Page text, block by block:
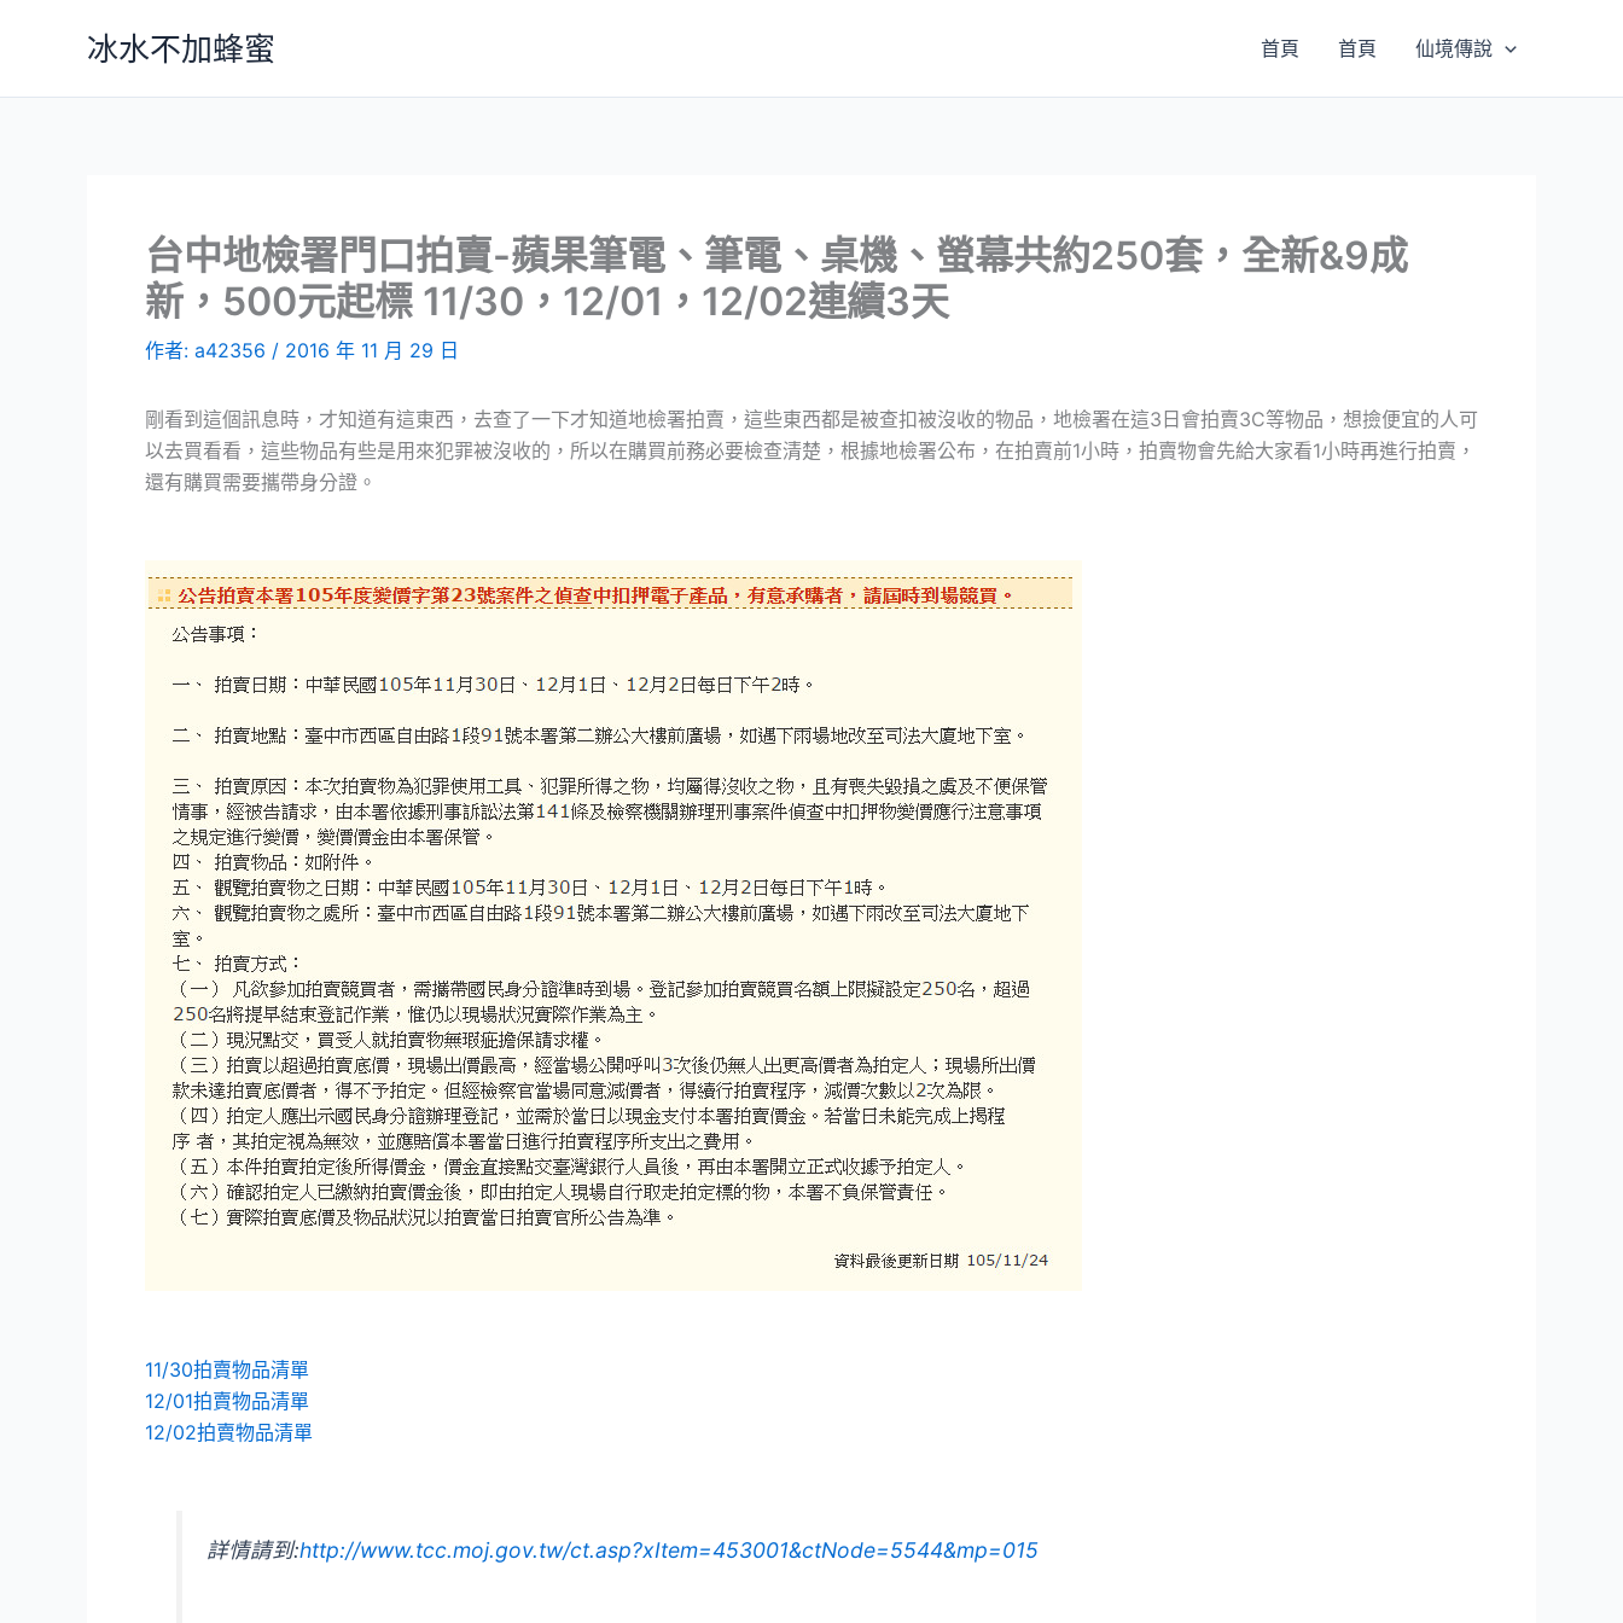
冰水不加蜂蜜 首頁 首頁 仙境傳說
台中地檢署門口拍賣-蘋果筆電、筆電、桌機、螢幕共約250套，全新&9成
新，500元起標 11/30，12/01，12/02連續3天
作者: a42356 / 2016 年 11 月 29 日
剛看到這個訊息時，才知道有這東西，去查了一下才知道地檢署拍賣，這些東西都是被查扣被沒收的物品，地檢署在這3日會拍賣3C等物品，想撿便宜的人可
以去買看看，這些物品有些是用來犯罪被沒收的，所以在購買前務必要檢查清楚，根據地檢署公布，在拍賣前1小時，拍賣物會先給大家看1小時再進行拍賣，
還有購買需要攜帶身分證。
11/30拍賣物品清單
12/01拍賣物品清單
12/02拍賣物品清單
詳情請到:http://www.tcc.moj.gov.tw/ct.asp?xItem=453001&ctNode=5544&mp=015